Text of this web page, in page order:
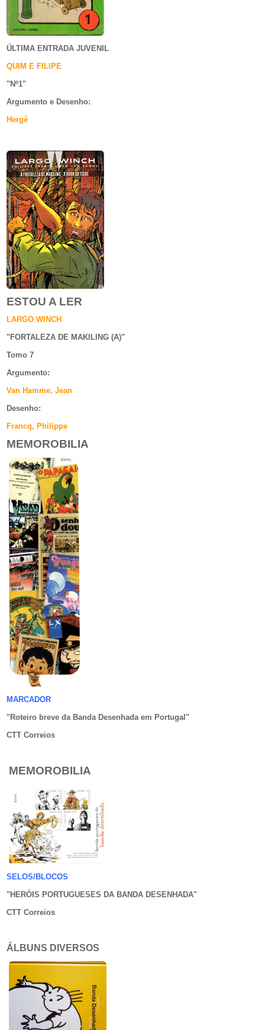
ÚLTIMA ENTRADA JUVENIL
QUIM E FILIPE
"Nº1"
Argumento e Desenho:
Hergé
ESTOU A LER
LARGO WINCH
"FORTALEZA DE MAKILING (A)"
Tomo 7
Argumento:
Van Hamme, Jean
Desenho:
Francq, Philippe
MEMOROBILIA
MARCADOR
"Roteiro breve da Banda Desenhada em Portugal"
CTT Correios
MEMOROBILIA
SELOS/BLOCOS
"HERÓIS PORTUGUESES DA BANDA DESENHADA"
CTT Correios
ÁLBUNS DIVERSOS